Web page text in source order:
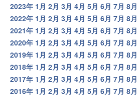
2023年 1月 2月 3月 4月 5月 6月 7月 8月
2022年 1月 2月 3月 4月 5月 6月 7月 8月
2021年 1月 2月 3月 4月 5月 6月 7月 8月
2020年 1月 2月 3月 4月 5月 6月 7月 8月
2019年 1月 2月 3月 4月 5月 6月 7月 8月
2018年 1月 2月 3月 4月 5月 6月 7月 8月
2017年 1月 2月 3月 4月 5月 6月 7月 8月
2016年 1月 2月 3月 4月 5月 6月 7月 8月